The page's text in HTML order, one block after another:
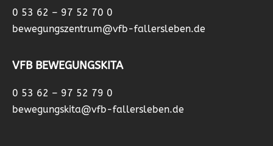
0 53 62 – 97 52 70 0
bewegungszentrum@vfb-fallersleben.de
VFB BEWEGUNGSKITA
0 53 62 – 97 52 79 0
bewegungskita@vfb-fallersleben.de